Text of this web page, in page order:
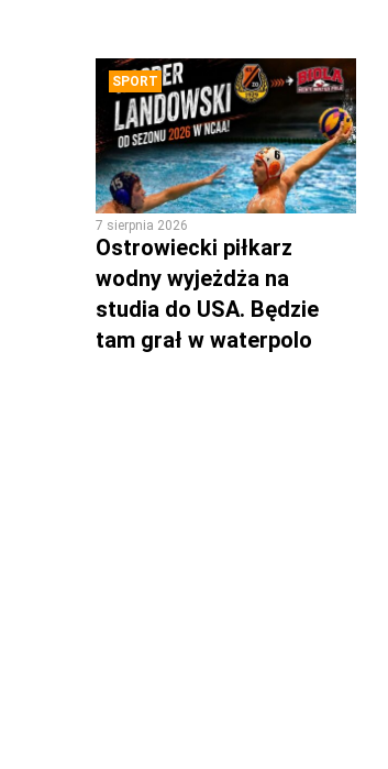
SPORT
7 sierpnia 2026
Ostrowiecki piłkarz
wodny wyjeżdża na
studia do USA. Będzie
tam grał w waterpolo